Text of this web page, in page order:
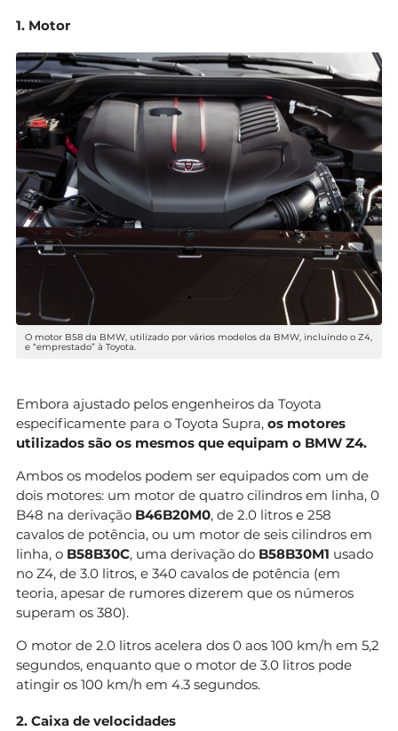
1. Motor
O motor B58 da BMW, utilizado por vários modelos da BMW, incluíndo o Z4,
e “emprestado” à Toyota.
Embora ajustado pelos engenheiros da Toyota
especificamente para o Toyota Supra, os motores
utilizados são os mesmos que equipam o BMW Z4.
Ambos os modelos podem ser equipados com um de
dois motores: um motor de quatro cilindros em linha, 0
B48 na derivação B46B20M0, de 2.0 litros e 258
cavalos de potência, ou um motor de seis cilindros em
linha, o B58B30C, uma derivação do B58B30M1 usado
no Z4, de 3.0 litros, e 340 cavalos de potência (em
teoria, apesar de rumores dizerem que os números
superam os 380).
O motor de 2.0 litros acelera dos 0 aos 100 km/h em 5,2
segundos, enquanto que o motor de 3.0 litros pode
atingir os 100 km/h em 4.3 segundos.
2. Caixa de velocidades